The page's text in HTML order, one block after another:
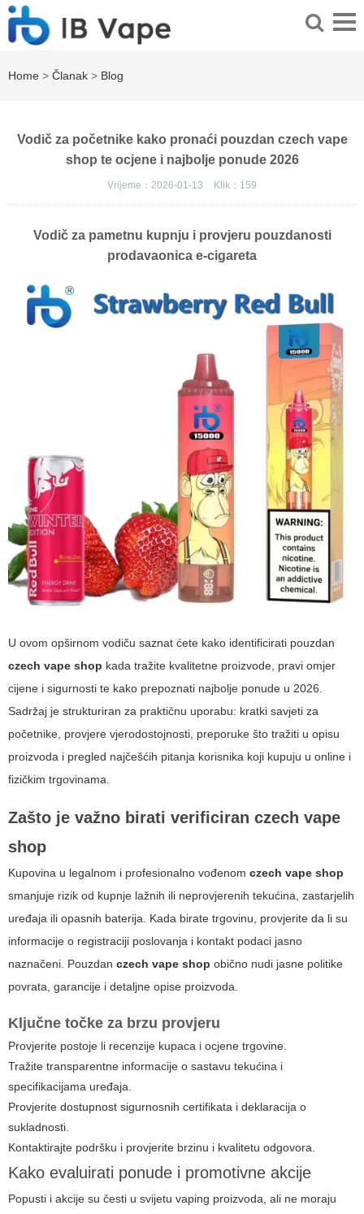
Home > Članak > Blog
Vodič za početnike kako pronaći pouzdan czech vape
shop te ocjene i najbolje ponude 2026
Vrijeme：2026-01-13 Klik： 159
Vodič za pametnu kupnju i provjeru pouzdanosti
prodavaonica e-cigareta
U ovom opširnom vodiču saznat ćete kako identificirati pouzdan
czech vape shop kada tražite kvalitetne proizvode, pravi omjer
cijene i sigurnosti te kako prepoznati najbolje ponude u 2026.
Sadržaj je strukturiran za praktičnu uporabu: kratki savjeti za
početnike, provjere vjerodostojnosti, preporuke što tražiti u opisu
proizvoda i pregled najčešćih pitanja korisnika koji kupuju u online i
fizičkim trgovinama.
Zašto je važno birati verificiran czech vape
shop
Kupovina u legalnom i profesionalno vođenom czech vape shop
smanjuje rizik od kupnje lažnih ili neprovjerenih tekućina, zastarjelih
uređaja ili opasnih baterija. Kada birate trgovinu, provjerite da li su
informacije o registraciji poslovanja i kontakt podaci jasno
naznačeni. Pouzdan czech vape shop obično nudi jasne politike
povrata, garancije i detaljne opise proizvoda.
Ključne točke za brzu provjeru
Provjerite postoje li recenzije kupaca i ocjene trgovine.
Tražite transparentne informacije o sastavu tekućina i
specifikacijama uređaja.
Provjerite dostupnost sigurnosnih certifikata i deklaracija o
sukladnosti.
Kontaktirajte podršku i provjerite brzinu i kvalitetu odgovora.
Kako evaluirati ponude i promotivne akcije
Popusti i akcije su česti u svijetu vaping proizvoda, ali ne moraju